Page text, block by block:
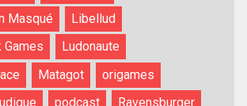
Masqué
Libellud
Games
Ludonaute
Matagot
origames
podcast
Ravensburger